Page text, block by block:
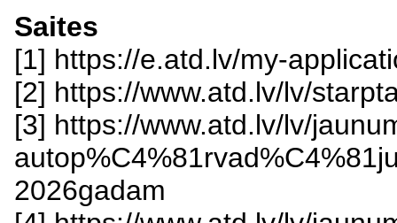
Saites
[1] https://e.atd.lv/my-
[2] https://www.atd.lv/lv/
[3] https://www.atd.lv/lv/
2026gadam